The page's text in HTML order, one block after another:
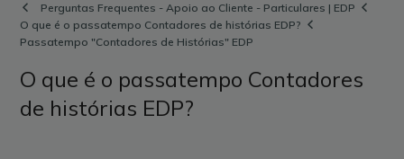
Perguntas Frequentes - Apoio ao Cliente - Particulares | EDP
O que é o passatempo Contadores de histórias EDP?
Passatempo "Contadores de Histórias" EDP
O que é o passatempo Contadores
de histórias EDP?